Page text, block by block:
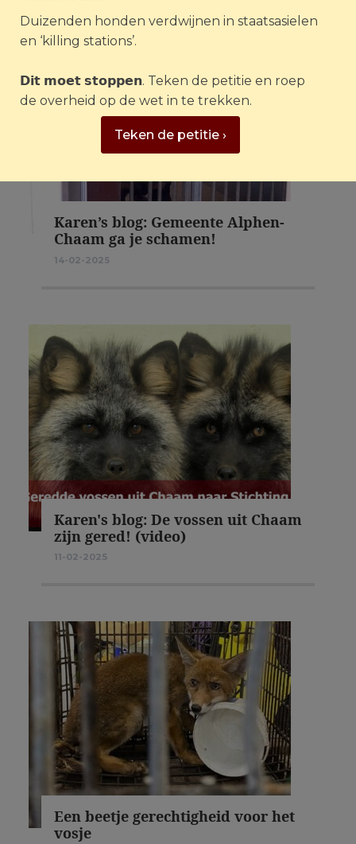
Karen’s blog: Gemeente Alphen-
Chaam ga je schamen!
14-02-2025
Karen's blog: De vossen uit Chaam
zijn gered! (video)
11-02-2025
Een beetje gerechtigheid voor het
vosje
Duizenden honden verdwijnen in staatsasielen
en ‘killing stations’.
𝗗𝗶𝘁 𝗺𝗼𝗲𝘁 𝘀𝘁𝗼𝗽𝗽𝗲𝗻. Teken de petitie en roep
de overheid op de wet in te trekken.
Teken de petitie ›